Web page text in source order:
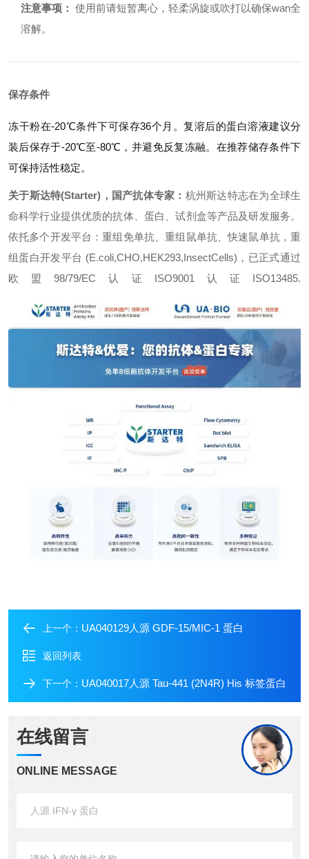
注意事项： 使用前请短暂离心，轻柔涡旋或吹打以确保wan全
溶解。
保存条件
冻干粉在-20℃条件下可保存36个月。复溶后的蛋白溶液建议分
装后保存于-20℃至-80℃，并避免反复冻融。在推荐储存条件下
可保持活性稳定。
关于斯达特(Starter)，国产抗体专家： 杭州斯达特志在为全球生
命科学行业提供优质的抗体、蛋白、试剂盒等产品及研发服务。
依托多个开发平台：重组免单抗、重组鼠单抗、快速鼠单抗，重
组蛋白开发平台 (E.coli,CHO,HEK293,InsectCells)，已正式通过
欧盟98/79/EC认证ISO9001认证ISO13485.
上一个： UA040129人源 GDF-15/MIC-1 蛋白
返回列表
下一个： UA040017人源 Tau-441 (2N4R) His 标签蛋白
在线留言
ONLINE MESSAGE